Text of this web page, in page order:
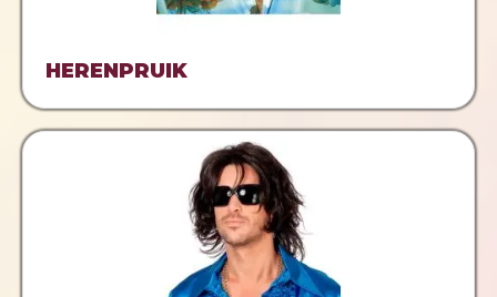
HERENPRUIK